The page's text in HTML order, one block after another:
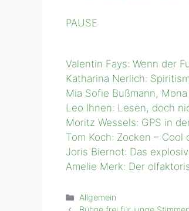
PAUSE
Valentin Fays: Wenn der
Katharina Nerlich:
Mia Sofie Bußmann,
Leo Ihnen: Lesen, doch
Moritz Wessels: GPS in
Tom Koch: Zocken –
Joris Biernot: Das
Amelie Merk: Der
Kategorien
Allgemein